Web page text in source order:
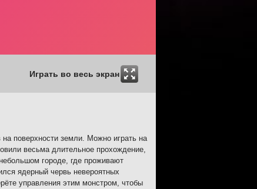
Играть во весь экран
поверхности земли. Можно играть на
весьма длительное прохождение,
городе, где проживают
ядерный червь невероятных
управления этим монстром, чтобы